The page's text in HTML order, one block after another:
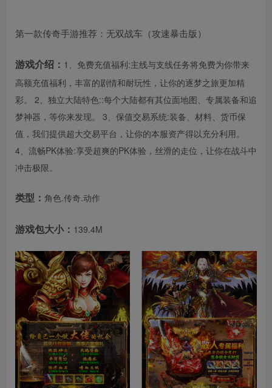
第一款传奇手游推荐：无双战车（攻速暴击版）
游戏介绍： 1、免费充值福利:主线与支线任务将免费为你带来
高额充值福利，丰富的剧情和耐玩性，让你的逐梦之旅更加精
彩。 2、独立大陆特色::每个大陆都有其位面地图、专属装备和追
梦神器，等你来发现。 3、保值交易系统:装备、材料、货币保
值，我们提供超大交易平台，让你的本服资产得以充分利用。
4、流畅PK体验:享受超爽的PK体验，丝滑的走位，让你在战斗中
冲击极限。
类型： 角色.传奇.动作
游戏包大小： 139.4M